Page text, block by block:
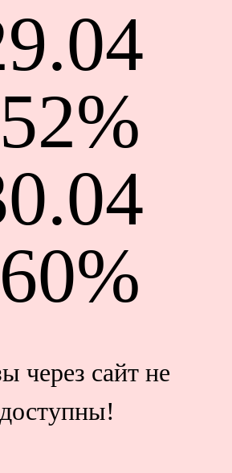
через сайт не
доступны!